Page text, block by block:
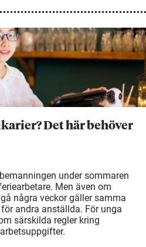
Det här behöver
under sommaren
Men även om
några veckor gäller samma
andra anställda. För unga
särskilda regler kring